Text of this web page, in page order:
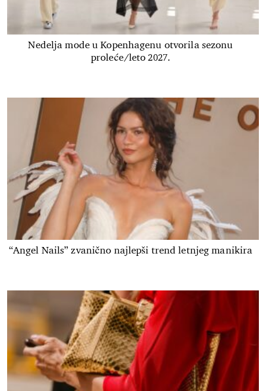
Nedelja mode u Kopenhagenu otvorila sezonu
proleće/leto 2027.
“Angel Nails” zvanično najlepši trend letnjeg manikira